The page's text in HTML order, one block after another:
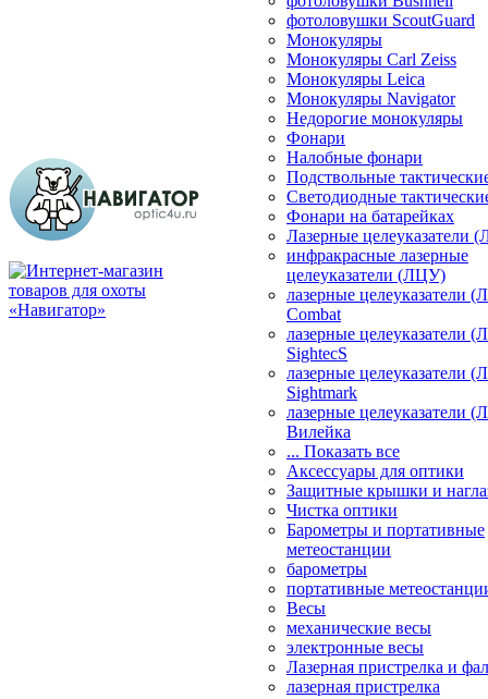
фотоловушки ScoutGuard
Монокуляры
Монокуляры Carl Zeiss
Монокуляры Leica
Монокуляры Navigator
Недорогие монокуляры
Фонари
Налобные фонари
Подствольные
Светодиодные
Фонари на батарейках
Лазерные целеуказатели
инфракрасные лазерные
целеуказатели (ЛЦУ)
лазерные целеуказатели
Combat
лазерные целеуказатели
SightecS
лазерные целеуказатели
Sightmark
лазерные целеуказатели
Вилейка
... Показать все
Аксессуары для оптики
Защитные крышки и
Чистка оптики
Барометры и портативные
метеостанции
барометры
портативные
Весы
механические весы
электронные весы
Лазерная пристрелка и
лазерная пристрелка